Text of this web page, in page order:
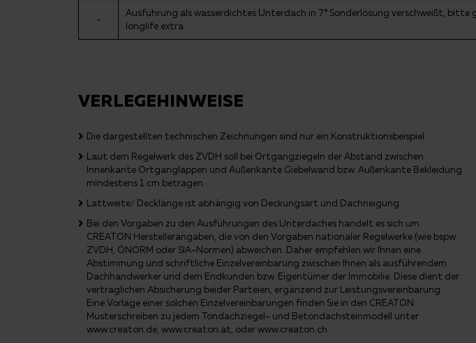
-
Ausführung als wasserdichtes Unterdach in 7° Sonderlösung verschweißt,
longlife extra
VERLEGEHINWEISE
Die dargestellten technischen Zeichnungen sind nur ein Konstruktionsbeispiel.
Laut dem Regelwerk des ZVDH soll bei Ortgangziegeln der Abstand zwischen
Innenkante Ortganglappen und Außenkante Giebelwand bzw. Außenkante Bekleidung
mindestens 1 cm betragen.
Lattweite/ Decklänge ist abhängig von Deckungsart und Dachneigung.
Bei den Vorgaben zu den Ausführungen des Unterdaches handelt es sich um
CREATON Herstellerangaben, die von den Vorgaben nationaler Regelwerke (wie bspw.
ZVDH, ÖNORM oder SIA-Normen) abweichen. Daher empfehlen wir Ihnen eine
Abstimmung und schriftliche Einzelvereinbarung zwischen Ihnen als ausführendem
Dachhandwerker und dem Endkunden bzw. Eigentümer der Immobilie. Diese dient der
vertraglichen Absicherung beider Parteien, ergänzend zur Leistungsvereinbarung.
Eine Vorlage einer solchen Einzelvereinbarungen finden Sie in den CREATON
Musterschreiben zu jedem Tondachziegel- und Betondachsteinmodell unter
www.creaton.de, www.creaton.at, oder www.creaton.ch